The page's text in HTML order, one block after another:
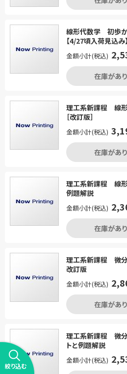
絞り込む
線形代数学 初歩
【4/27頃入荷見込み】
金額小計(税込)
在庫があ
理工系新課程 線
［改訂版］
金額小計(税込)
在庫があ
理工系新課程 線
例題解説
金額小計(税込)
在庫があ
理工系新課程 微
改訂版
金額小計(税込)
在庫があ
理工系新課程 微
トと例題解説
金額小計(税込)